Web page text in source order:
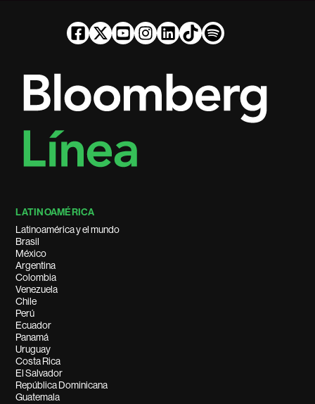
LATINOAMÉRICA
Latinoamérica y el mundo
Brasil
México
Argentina
Colombia
Venezuela
Chile
Perú
Ecuador
Panamá
Uruguay
Costa Rica
El Salvador
República Dominicana
Guatemala